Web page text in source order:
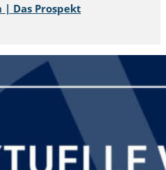
| Das Prospekt